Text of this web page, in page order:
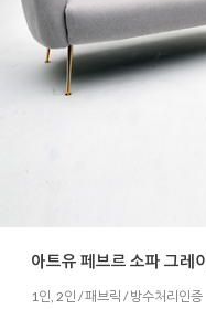
아트유 페브르 소파 그레이
1인, 2인 / 패브릭 / 방수처리인증